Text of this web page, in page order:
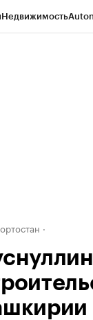
Недвижимость